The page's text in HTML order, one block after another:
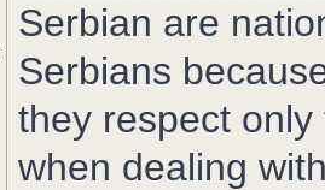
Serbian are
Serbians
they respect
when dealing